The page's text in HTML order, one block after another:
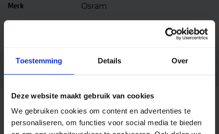
Toestemming Details Over
Deze website maakt gebruik van cookies
We gebruiken cookies om content en advertenties te
personaliseren, om functies voor social media te bieden
Merk Osram
LEDPPIN30D CL 3W/827 230V G9
Alternatieve producten